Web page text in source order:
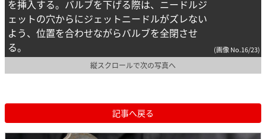
を挿入する。バルブを下げる際は、ニードルジ
ェットの穴からにジェットニードルがズレない
よう、位置を合わせながらバルブを全閉させ
る。
(画像 No.16/23)
縦スクロールで次の写真へ
記事へ戻る